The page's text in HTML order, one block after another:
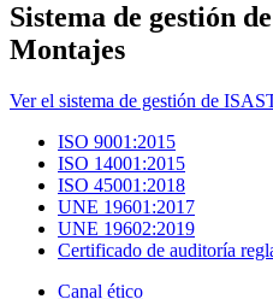
Sistema de gestión
Montajes
Ver el sistema de gestión de
ISO 9001:2015
ISO 14001:2015
ISO 45001:2018
UNE 19601:2017
UNE 19602:2019
Certificado de auditoría
Canal ético